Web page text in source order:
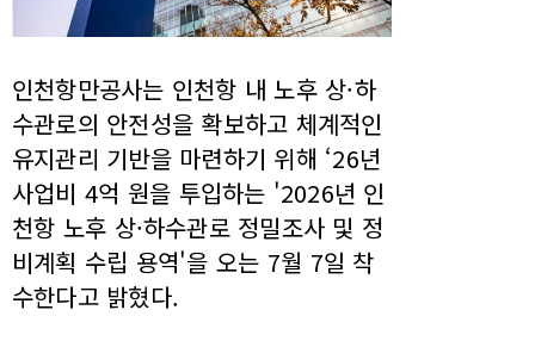
인천항만공사는 인천항 내 노후 상·하
수관로의 안전성을 확보하고 체계적인
유지관리 기반을 마련하기 위해 ‘26년
사업비 4억 원을 투입하는 '2026년 인
천항 노후 상·하수관로 정밀조사 및 정
비계획 수립 용역'을 오는 7월 7일 착
수한다고 밝혔다.